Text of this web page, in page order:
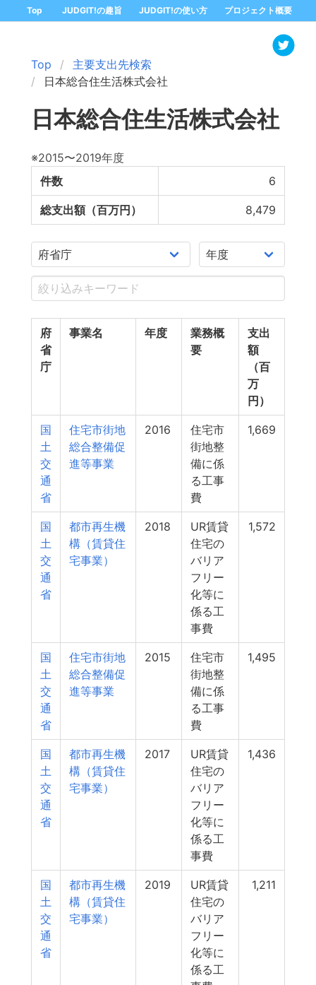
Top JUDGIT!の趣旨 JUDGIT!の使い方 プロジェクト概要
Top
主要支出先検索
日本総合住生活株式会社
日本総合住生活株式会社
※2015〜2019年度
件数
6
総支出額（百万円） 8,479
府
省
庁
事業名 年度
業務概
要
支出
額
（百
万
円）
国
土
交
通
省
住宅市街地
総合整備促
進等事業
2016
住宅市
街地整
備に係
る工事
費
1,669
国
土
交
通
省
都市再生機
構（賃貸住
宅事業）
2018
UR賃貸
住宅の
バリア
フリー
化等に
係る工
事費
1,572
国
土
交
通
省
住宅市街地
総合整備促
進等事業
2015
住宅市
街地整
備に係
る工事
費
1,495
国
土
交
通
省
都市再生機
構（賃貸住
宅事業）
2017
UR賃貸
住宅の
バリア
フリー
化等に
係る工
事費
1,436
国
土
交
通
省
都市再生機
構（賃貸住
宅事業）
2019
UR賃貸
住宅の
バリア
フリー
化等に
係る工
1,211